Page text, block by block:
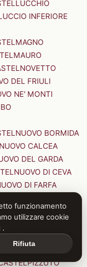
INFERIORE
DEL FRIULI
NE' MONTI
BORMIDA
CALCEA
DEL GARDA
DI CEVA
DI FARFA
DON BOSCO
NIGRA
RANGONE
VAL DI CECINA
funzionamento
utilizzare cookie
.
Rifiuta